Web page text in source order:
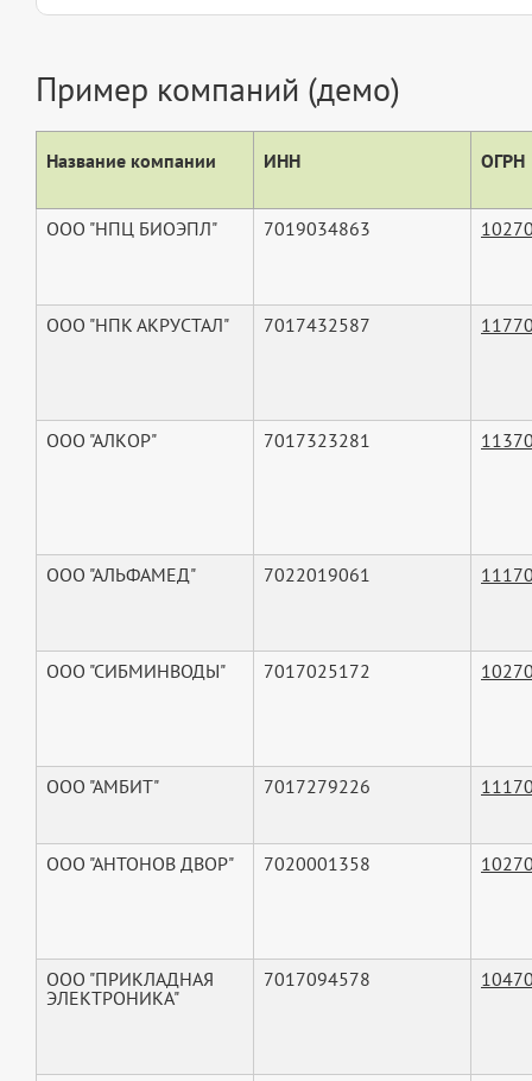
Пример компаний (демо)
Название компании ИНН ОГРН
ООО "НПЦ БИОЭПЛ" 7019034863
ООО "НПК АКРУСТАЛ" 7017432587
ООО "АЛКОР" 7017323281
ООО "АЛЬФАМЕД" 7022019061
ООО "СИБМИНВОДЫ" 7017025172
ООО "АМБИТ" 7017279226
ООО "АНТОНОВ ДВОР" 7020001358
ООО "ПРИКЛАДНАЯ
ЭЛЕКТРОНИКА"
7017094578